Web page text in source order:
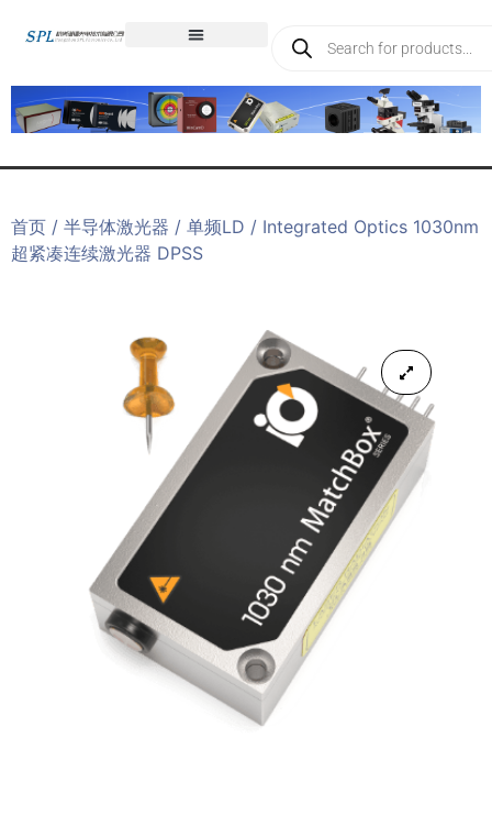
首页 / 半导体激光器 / 单频LD / Integrated Optics 1030nm
超紧凑连续激光器 DPSS